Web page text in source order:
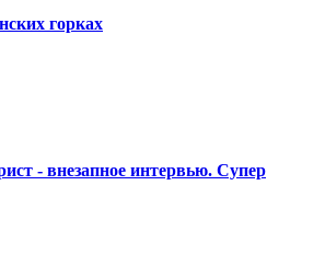
горках
- внезапное интервью. Супер